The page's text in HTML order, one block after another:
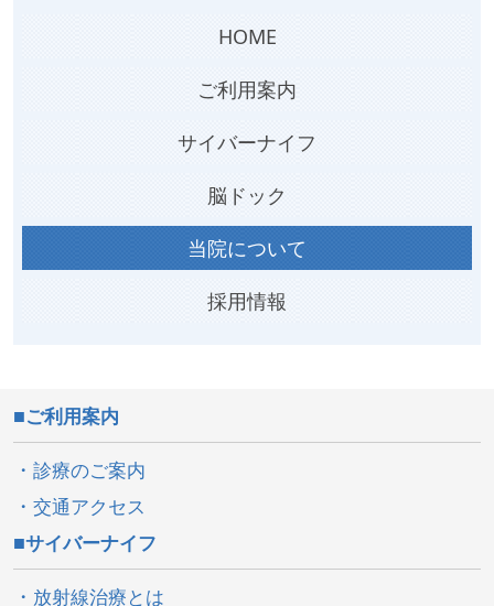
HOME
ご利用案内
サイバーナイフ
脳ドック
当院について
採用情報
ご利用案内
診療のご案内
交通アクセス
サイバーナイフ
放射線治療とは